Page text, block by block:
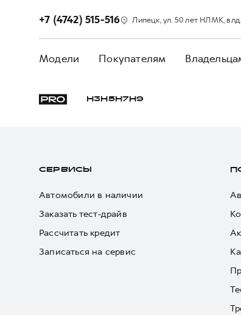
+7 (4742) 515-516 Липецк, ул. 50 лет НЛМК,
Модели Покупателям
H3 H5H7 H9
СЕРВИСЫ
Автомобили в наличии
Заказать тест-драйв
Рассчитать кредит
Записаться на сервис